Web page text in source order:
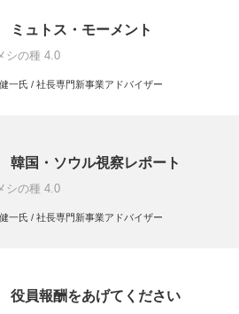
ュトス・モーメント
シの種 4.0
一氏 / 社長専門新事業アドバイザー
国・ソウル視察レポート
シの種 4.0
一氏 / 社長専門新事業アドバイザー
員報酬をあげてください